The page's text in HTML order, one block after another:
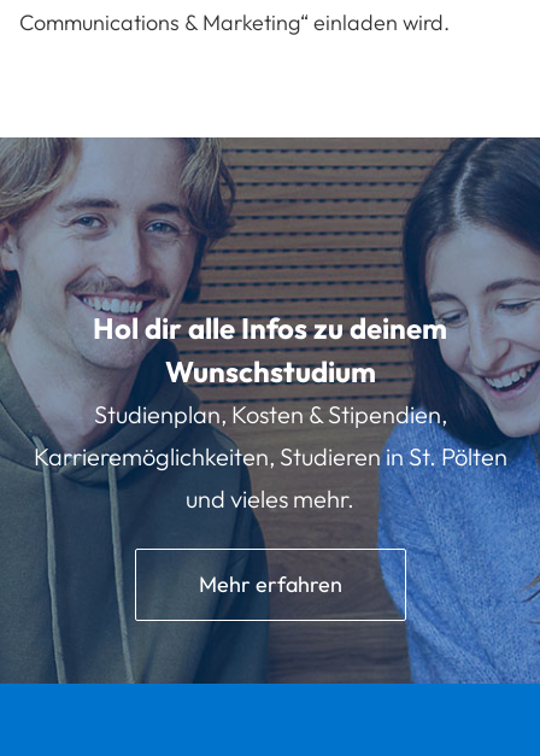
Communications & Marketing“ einladen wird.
Hol dir alle Infos zu deinem
Wunschstudium
Studienplan, Kosten & Stipendien,
Karrieremöglichkeiten, Studieren in St. Pölten
und vieles mehr.
Mehr erfahren